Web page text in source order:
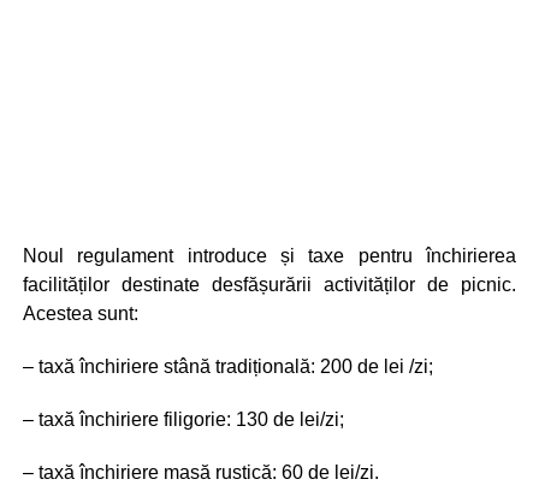
Noul regulament introduce și taxe pentru închirierea
facilităților destinate desfășurării activităților de picnic.
Acestea sunt:
– taxă închiriere stână tradițională: 200 de lei /zi;
– taxă închiriere filigorie: 130 de lei/zi;
– taxă închiriere masă rustică: 60 de lei/zi.